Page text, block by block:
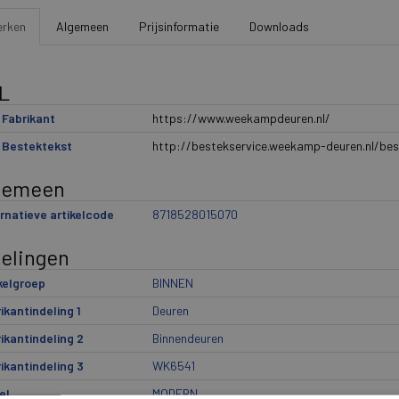
Algemeen Prijsinformatie Downloads
Fabrikant
https://www.weekampdeuren.nl/
Bestektekst
http://bestekservice.weekamp-deuren.nl/
artikelcode 8718528015070
BINNEN
1
Deuren
2
Binnendeuren
3
WK6541
MODERN